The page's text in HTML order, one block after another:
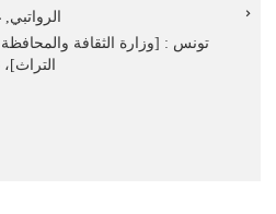
تونس : [وزارة الثقافة
التراث]، 1978